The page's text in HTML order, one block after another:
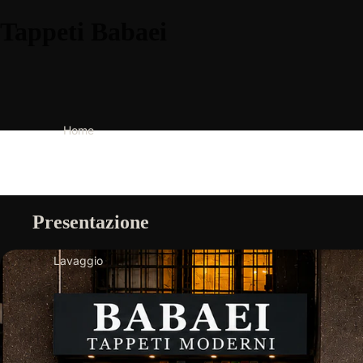
Home
Lavaggio
Presentazione